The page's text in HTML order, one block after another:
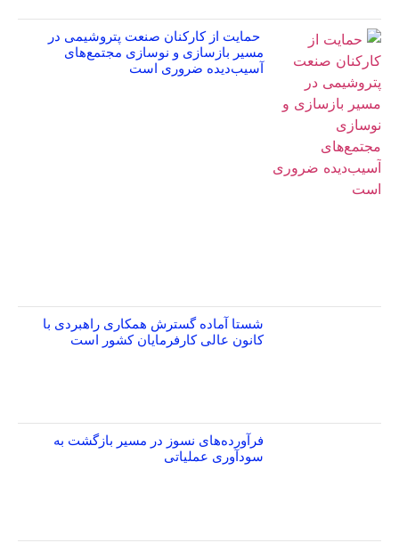
حمایت از کارکنان صنعت پتروشیمی در
مسیر بازسازی و نوسازی مجتمع‌های
آسیب‌دیده ضروری است
شستا آماده گسترش همکاری راهبردی با
کانون عالی کارفرمایان کشور است
فرآورده‌های نسوز در مسیر بازگشت به
سودآوری عملیاتی